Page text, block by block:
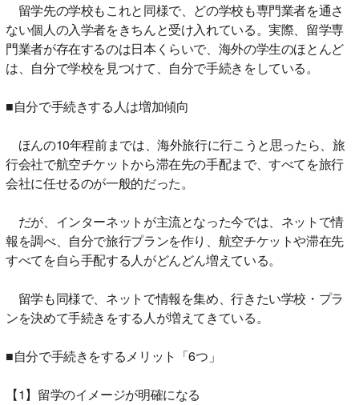
留学先の学校もこれと同様で、どの学校も専門業者を通さ
ない個人の入学者をきちんと受け入れている。実際、留学専
門業者が存在するのは日本くらいで、海外の学生のほとんど
は、自分で学校を見つけて、自分で手続きをしている。
■自分で手続きする人は増加傾向
ほんの10年程前までは、海外旅行に行こうと思ったら、旅
行会社で航空チケットから滞在先の手配まで、すべてを旅行
会社に任せるのが一般的だった。
だが、インターネットが主流となった今では、ネットで情
報を調べ、自分で旅行プランを作り、航空チケットや滞在先
すべてを自ら手配する人がどんどん増えている。
留学も同様で、ネットで情報を集め、行きたい学校・プラ
ンを決めて手続きをする人が増えてきている。
■自分で手続きをするメリット「6つ」
【1】留学のイメージが明確になる